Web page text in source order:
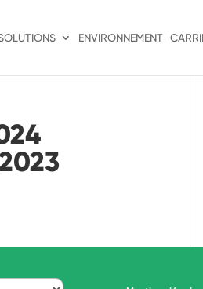
ENVIRONNEMENT